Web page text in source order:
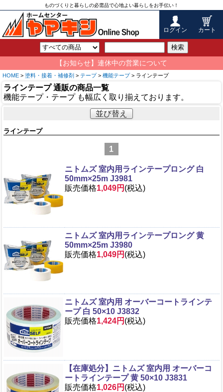
ものづくりと暮らしの必需品で心地よい暮らしをお手伝い！
ログイン カート
検索
【お知らせ】連休中の営業について
HOME > 塗料・接着・補修剤 > テープ> 機能テープ> ラインテープ
ラインテープ 通販の商品一覧
機能テープ・テープ も幅広く取り揃えております。
並び替え
ラインテープ
1
ニトムズ 室内用ラインテープロング 白
50mm×25m J3981
販売価格1,049円 (税込)
ニトムズ 室内用ラインテープロング 黄
50mm×25m J3980
販売価格1,049円 (税込)
ニトムズ 室内用 オーバーコートラインテ
ープ 白 50×10 J3832
販売価格1,424円 (税込)
【在庫処分】ニトムズ 室内用 オーバーコ
ートラインテープ 黄 50×10 J3831
販売価格1,026円 (税込)